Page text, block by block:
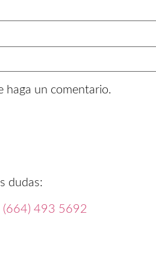
haga un comentario.
dudas:
(664) 493 5692